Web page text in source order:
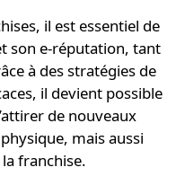
il est essentiel de
son e-réputation, tant
à desstratégies de
il devient possible
de nouveaux
mais aussi
la franchise.